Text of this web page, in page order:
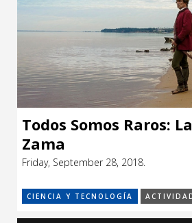
Todos Somos Raros:
Zama
Friday, September 28, 2018.
CIENCIA Y TECNOLOGÍA